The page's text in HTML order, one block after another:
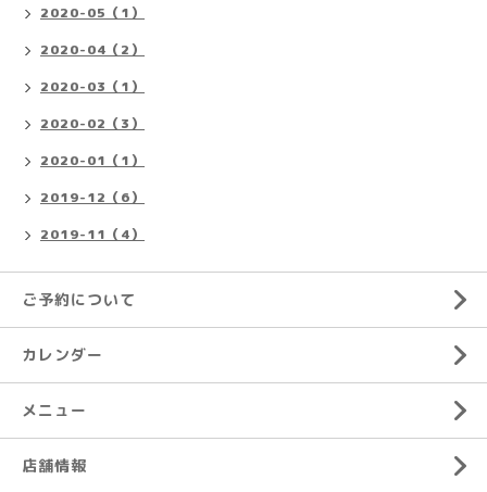
2020-05（1）
2020-04（2）
2020-03（1）
2020-02（3）
2020-01（1）
2019-12（6）
2019-11（4）
ご予約について
カレンダー
メニュー
店舗情報